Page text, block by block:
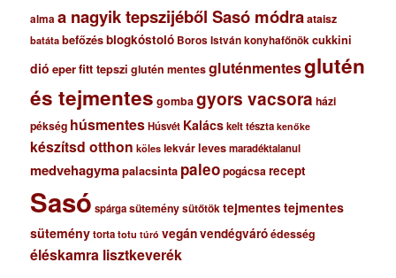
almaa nagyik tepszijéből Sasó módraataisz
batáta befőzésblogkóstoló Boros István konyhafőnökcukkini
dió eperfitt tepszi glutén mentesgluténmentesglutén
és tejmentes gombagyors vacsora házi
pékség húsmentesHúsvét Kalácskelt tészta kenőke
készítsd otthon köles lekvárlevesmaradéktalanul
medvehagymapalacsinta paleopogácsarecept
Sasó spárgasüteménysütőtöktejmentestejmentes
süteménytorta totu túró vegánvendégváróédesség
éléskamra lisztkeverék